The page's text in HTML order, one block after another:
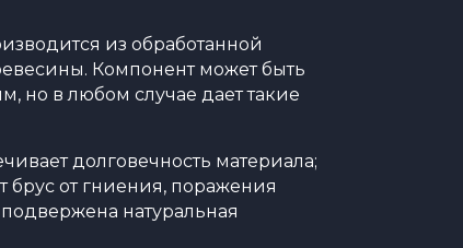
из обработанной
Компонент может быть
но в любом случае дает такие
долговечность материала;
от гниения, поражения
натуральная